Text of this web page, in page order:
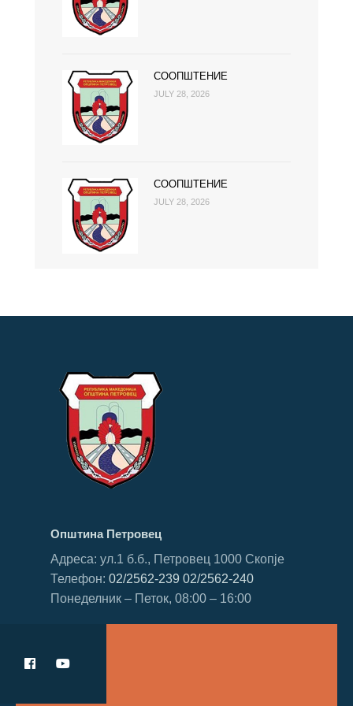
СООПШТЕНИЕ
JULY 28, 2026
СООПШТЕНИЕ
JULY 28, 2026
Општина Петровец
Адреса: ул.1 б.б., Петровец 1000 Скопје
Телефон: 02/2562-239 02/2562-240
Понеделник – Петок, 08:00 – 16:00